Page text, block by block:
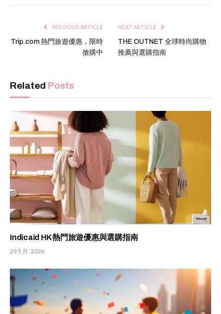
PREVIOUS ARTICLE
Trip.com 熱門旅遊優惠，限時
搶購中
NEXT ARTICLE
THE OUTNET 全球時尚購物
推薦與選購指南
Related Posts
Indicaid HK 熱門旅遊優惠與選購指南
29 5 月, 2026